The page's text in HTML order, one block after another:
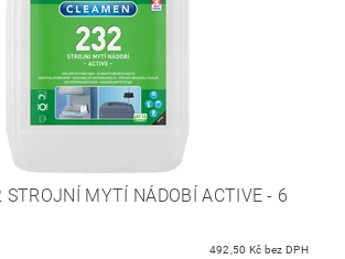
STROJNÍ MYTÍ NÁDOBÍ ACTIVE - 6
492,50 Kč bez DPH